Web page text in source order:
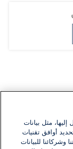
مثل بيانات
أوافق تقنيات
للبيانات